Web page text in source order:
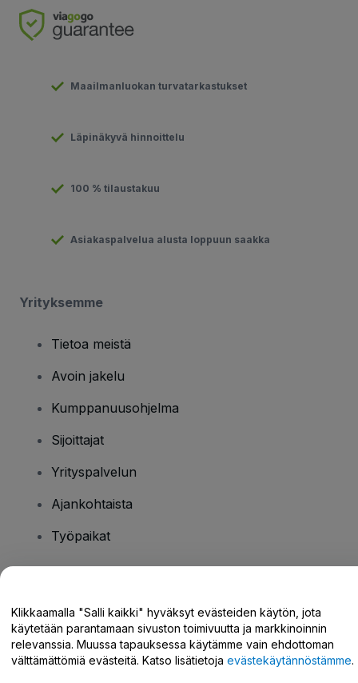
Maailmanluokan turvatarkastukset
Läpinäkyvä hinnoittelu
100 % tilaustakuu
Asiakaspalvelua alusta loppuun saakka
Yrityksemme
Tietoa meistä
Avoin jakelu
Kumppanuusohjelma
Sijoittajat
Yrityspalvelun
Ajankohtaista
Työpaikat
Tukikeskus / Ota meihin yhteyttä
Klikkaamalla "Salli kaikki" hyväksyt evästeiden käytön, jota
käytetään parantamaan sivuston toimivuutta ja markkinoinnin
relevanssia. Muussa tapauksessa käytämme vain ehdottoman
välttämättömiä evästeitä. Katso lisätietoja evästekäytännöstämme.